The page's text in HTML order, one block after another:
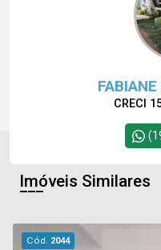
CRECI
Imóveis Similares
Cód. 2044